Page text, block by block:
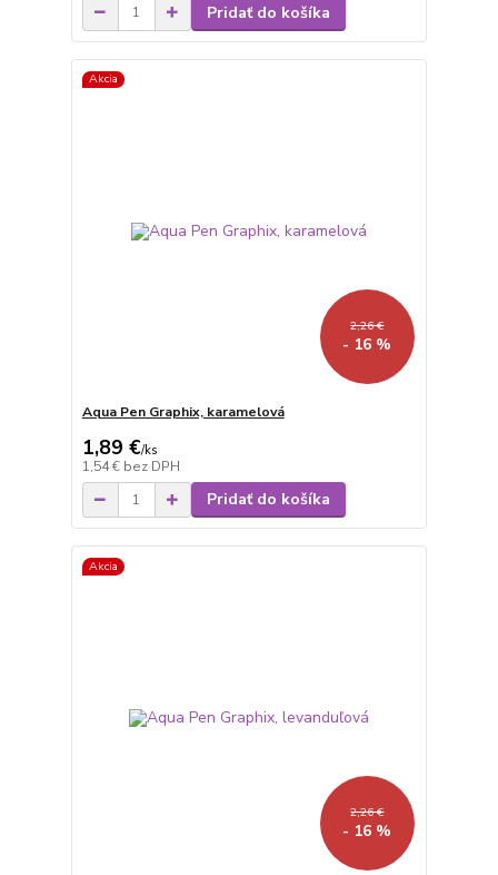
Pridať do košíka
Akcia
2,26 €
- 16 %
Aqua Pen Graphix, karamelová
1,89 €/ks
1,54 € bez DPH
Pridať do košíka
Akcia
2,26 €
- 16 %